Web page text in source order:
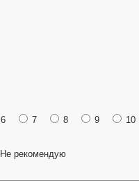
6 7 8 9
10
Не рекомендую